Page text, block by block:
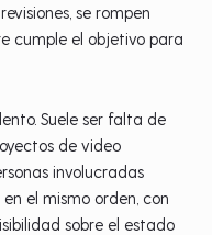
se rompen
cumple el objetivo para
Suele ser falta de
de video
involucradas
el mismo orden, con
sobre el estado